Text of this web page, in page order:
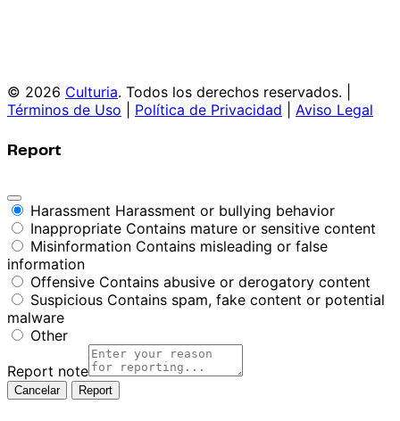
© 2026 Culturia. Todos los derechos reservados. |
Términos de Uso
Política de Privacidad Aviso Legal
Report
Harassment Harassment or bullying behavior
Inappropriate Contains mature or sensitive content
Misinformation Contains misleading or false
information
Offensive Contains abusive or derogatory content
Suspicious Contains spam, fake content or potential
malware
Other
Report note
Report